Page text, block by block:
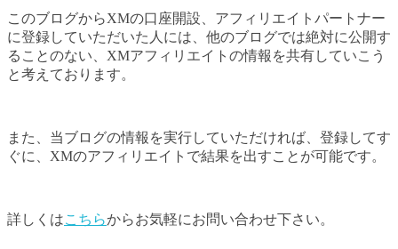
このブログからXMの口座開設、アフィリエイトパートナー
に登録していただいた人には、他のブログでは絶対に公開す
ることのない、XMアフィリエイトの情報を共有していこう
と考えております。
また、当ブログの情報を実行していただければ、登録してす
ぐに、XMのアフィリエイトで結果を出すことが可能です。
詳しくはこちらからお気軽にお問い合わせ下さい。